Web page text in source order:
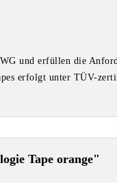
und erfüllen die
erfolgt unter TÜV-
Tape orange"